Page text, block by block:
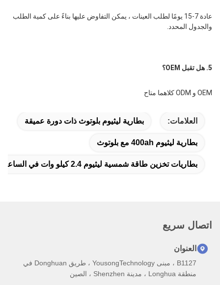
والجدول المحدد.
5. هل تقبل OEM؟
OEM و ODM كلاهما متاح
العلامات: بطارية ليثيوم بلوتوث ذات دورة عميقة
بطارية ليثيوم 400ah مع بلوتوث
بطاريات تخزين طاقة شمسية ليثيوم 2.4 كيلو وات في الساعة
اتصال سريع
العنوان
B1127 ، مبنى YousongTechnology ، طريق Donghuan في
منطقة Longhua ، مدينة Shenzhen ، الصين